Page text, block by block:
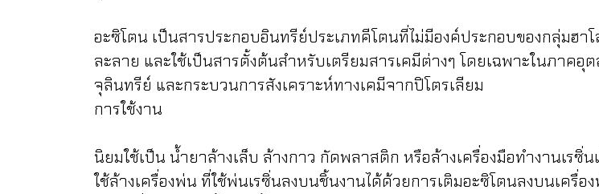
อะซิโตน เป็นสารประกอบอินทรีย์ประเภทคีโตนที่ไม่มีองค์ประกอบของกลุ่มฮ
ละลาย และใช้เป็นสารตั้งต้นสำหรับเตรียมสารเคมีต่างๆ โดยเฉพาะในภาค
จุลินทรีย์ และกระบวนการสังเคราะห์ทางเคมีจากปิโตรเลียม
การใช้งาน
นิยมใช้เป็น น้ำยาล้างเล็บ ล้างกาว กัดพลาสติก หรือล้างเครื่องมือทำงานเรซิ่
ใช้ล้างเครื่องพ่น ที่ใช้พ่นเรซิ่นลงบนชิ้นงานได้ด้วยการเติมอะซิโตนลงบนเครื่อ